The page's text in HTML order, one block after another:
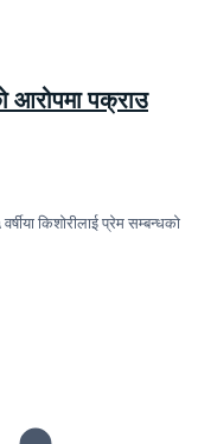
आरोपमा पक्राउ
किशोरीलाई प्रेम सम्बन्धको